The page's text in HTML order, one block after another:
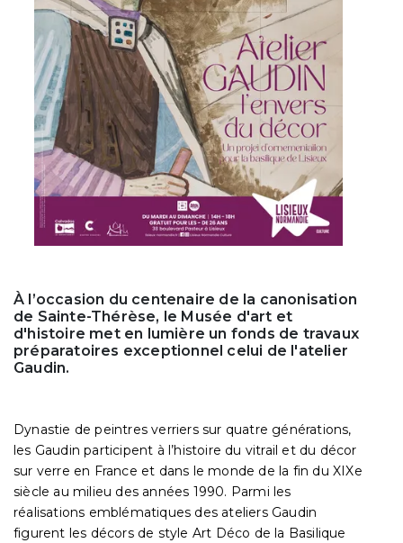
À l’occasion du centenaire de la canonisation
de Sainte-Thérèse, le Musée d'art et
d'histoire met en lumière un fonds de travaux
préparatoires exceptionnel celui de l'atelier
Gaudin.
Dynastie de peintres verriers sur quatre générations,
les Gaudin participent à l’histoire du vitrail et du décor
sur verre en France et dans le monde de la fin du XIXe
siècle au milieu des années 1990. Parmi les
réalisations emblématiques des ateliers Gaudin
figurent les décors de style Art Déco de la Basilique